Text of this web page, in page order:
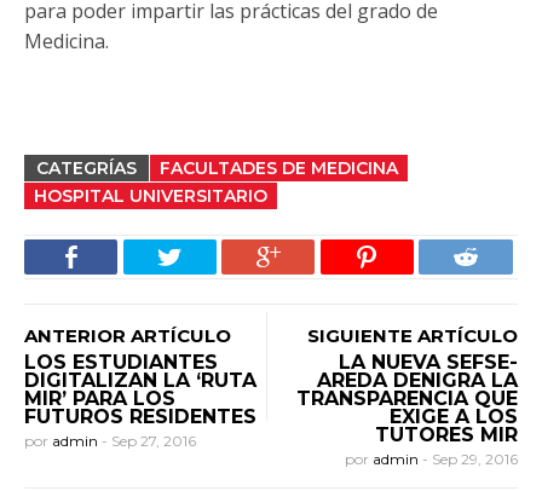
para poder impartir las prácticas del grado de
Medicina.
CATEGRÍAS
FACULTADES DE MEDICINA
HOSPITAL UNIVERSITARIO
ANTERIOR ARTÍCULO
LOS ESTUDIANTES
DIGITALIZAN LA ‘RUTA
MIR’ PARA LOS
FUTUROS RESIDENTES
por admin - Sep 27, 2016
SIGUIENTE ARTÍCULO
LA NUEVA SEFSE-
AREDA DENIGRA LA
TRANSPARENCIA QUE
EXIGE A LOS
TUTORES MIR
por admin - Sep 29, 2016